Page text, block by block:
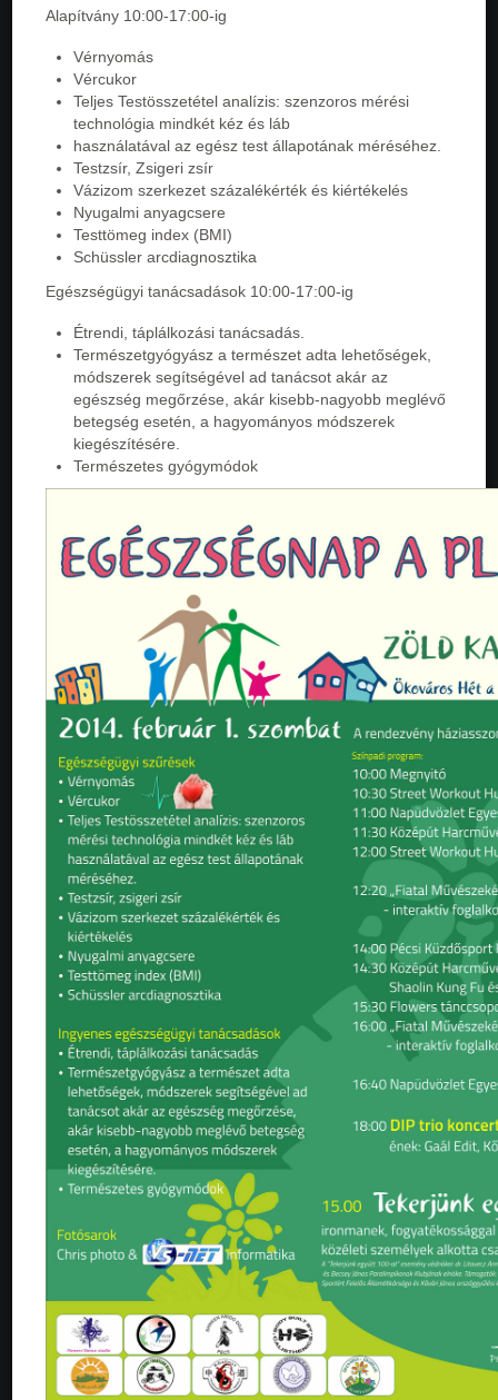
Alapítvány 10:00-17:00-ig
Vérnyomás
Vércukor
Teljes Testösszetétel analízis: szenzoros mérési
technológia mindkét kéz és láb
használatával az egész test állapotának méréséhez.
Testzsír, Zsigeri zsír
Vázizom szerkezet százalékérték és kiértékelés
Nyugalmi anyagcsere
Testtömeg index (BMI)
Schüssler arcdiagnosztika
Egészségügyi tanácsadások 10:00-17:00-ig
Étrendi, táplálkozási tanácsadás.
Természetgyógyász a természet adta lehetőségek,
módszerek segítségével ad tanácsot akár az
egészség megőrzése, akár kisebb-nagyobb meglévő
betegség esetén, a hagyományos módszerek
kiegészítésére.
Természetes gyógymódok